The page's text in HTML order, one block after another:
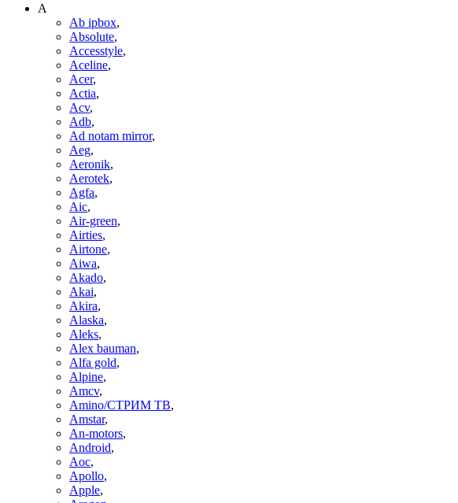
A
Ab ipbox,
Absolute,
Accesstyle,
Aceline,
Acer,
Actia,
Acv,
Adb,
Ad notam mirror,
Aeg,
Aeronik,
Aerotek,
Agfa,
Aic,
Air-green,
Airties,
Airtone,
Aiwa,
Akado,
Akai,
Akira,
Alaska,
Aleks,
Alex bauman,
Alfa gold,
Alpine,
Amcv,
Amino/СТРИМ ТВ,
Amstar,
An-motors,
Android,
Aoc,
Apollo,
Apple,